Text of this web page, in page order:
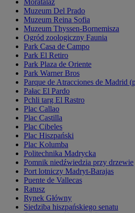
Moratalaz
Muzeum Del Prado
Muzeum Reina Sofia
Muzeum Thyssen-Bornemisza
Ogród zoologiczny Faunia
Park Casa de Campo
Park El Retiro
Park Plaza de Oriente
Park Warner Bros
Parque de Atracciones de Madrid
Pałac El Pardo
Pchli targ El Rastro
Plac Callao
Plac Castilla
Plac Cibeles
Plac Hiszpański
Plac Kolumba
Politechnika Madrycka
Pomnik niedźwiedzia przy drzewie
Port lotniczy Madryt-Barajas
Puente de Vallecas
Ratusz
Rynek Główny
Siedziba hiszpańskiego senatu